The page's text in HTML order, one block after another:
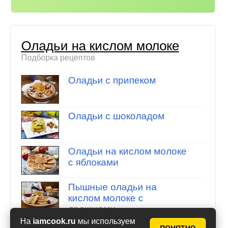
На iamcook.ru мы используем
Оладьи на кислом молоке
Подборка рецептов
Оладьи с припеком
Оладьи с шоколадом
Оладьи на кислом молоке
с яблоками
Пышные оладьи на
кислом молоке с
дрожжами